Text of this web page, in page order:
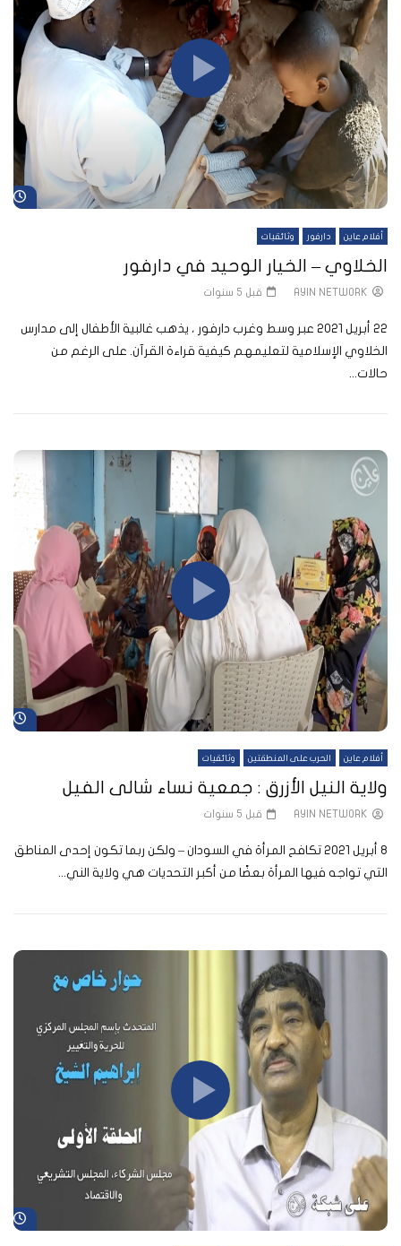
أفلام عاين دارفور وثائقيات
الخلاوي – الخيار الوحيد في دارفور
AYIN NETWORK قبل 5 سنوات
22 أبريل 2021 عبر وسط وغرب دارفور ، يذهب غالبية الأطفال إلى مدارس
الخلاوي الإسلامية لتعليمهم كيفية قراءة القرآن. على الرغم من
حالات...
أفلام عاين الحرب على المنطقتين وثائقيات
ولاية النيل الأزرق : جمعية نساء شالى الفيل
AYIN NETWORK قبل 5 سنوات
8 أبريل 2021 تكافح المرأة في السودان – ولكن ربما تكون إحدى المناطق
التي تواجه فيها المرأة بعضًا من أكبر التحديات هي ولاية الني...